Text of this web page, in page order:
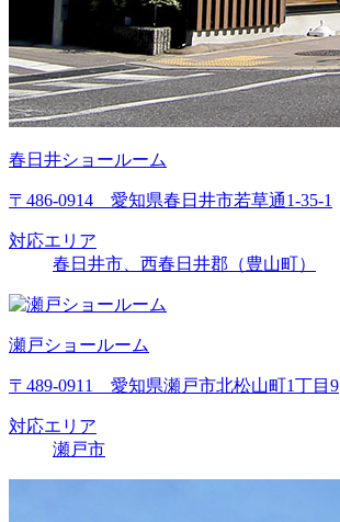
春日井ショールーム
〒486-0914 愛知県春日井市若草通1-35-1
対応エリア
春日井市、西春日井郡（豊山町）
瀬戸ショールーム
〒489-0911 愛知県瀬戸市北松山町1丁目9
対応エリア
瀬戸市